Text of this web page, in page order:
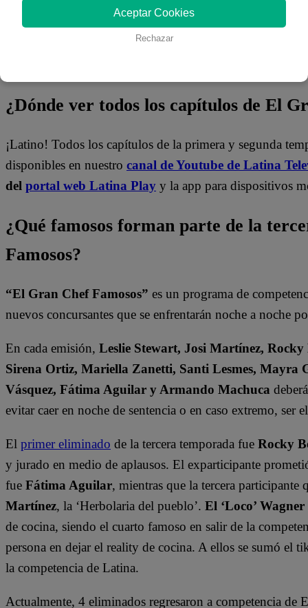
¿Dónde ver todos los capítulos de El
¡Latino! Todos los capítulos de la primera y segunda
disponibles en nuestro canal de Youtube de Latina
del portal web Latina Play y la app para dispositivos
¿Qué famosos forman parte de la
Famosos?
“El Gran Chef Famosos” es un programa de
nuevos concursantes que se enfrentarán noche a noche
En cada emisión, Leslie Stewart, Josi Martínez, Rocky
Sirena Ortiz, Mariella Zanetti, Santi Lesmes, Mayra
Vásquez, Fátima Aguilar y Armando Machuca
evitar caer en noche de sentencia o en caso extremo, ser
El primer eliminado de la tercera temporada fue Rocky
y jurado en medio de aplausos. El exparticipante
fue Fátima Aguilar, mientras que la tercera
Martínez, la ‘Herbolaria del pueblo’. El ‘Loco’ Wagner
de cocina, siendo el cuarto famoso en salir de la
persona en dejar el reality de cocina. A ellos se sumó el
la competencia de Latina.
Actualmente, 4 eliminados regresaron a competencia de
Aceptar Cookies
Rechazar